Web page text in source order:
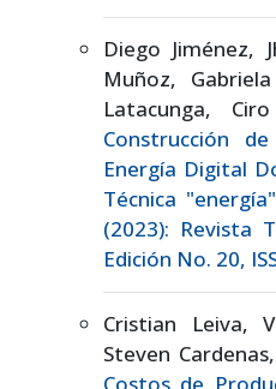
Diego Jiménez,
Muñoz,
Latacunga,
Construcción
Energía Digital
Técnica
(2023): Revista
Edición No. 20,
Cristian Leiva,
Steven Cardenas,